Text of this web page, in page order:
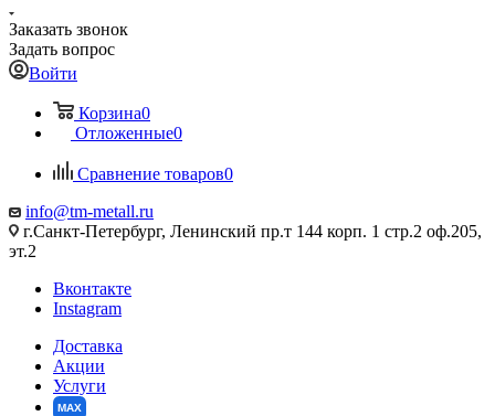
Заказать звонок
Задать вопрос
Войти
Корзина0
Отложенные0
Сравнение товаров0
info@tm-metall.ru
г.Санкт-Петербург, Ленинский пр.т 144 корп. 1 стр.2 оф.205,
эт.2
Вконтакте
Instagram
Доставка
Акции
Услуги
MAX